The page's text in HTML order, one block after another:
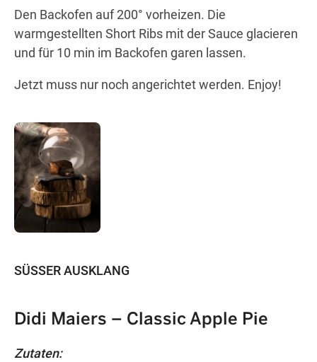
Den Backofen auf 200° vorheizen. Die
warmgestellten Short Ribs mit der Sauce glacieren
und für 10 min im Backofen garen lassen.
Jetzt muss nur noch angerichtet werden. Enjoy!
SÜSSER AUSKLANG
Didi Maiers – Classic Apple Pie
Zutaten: